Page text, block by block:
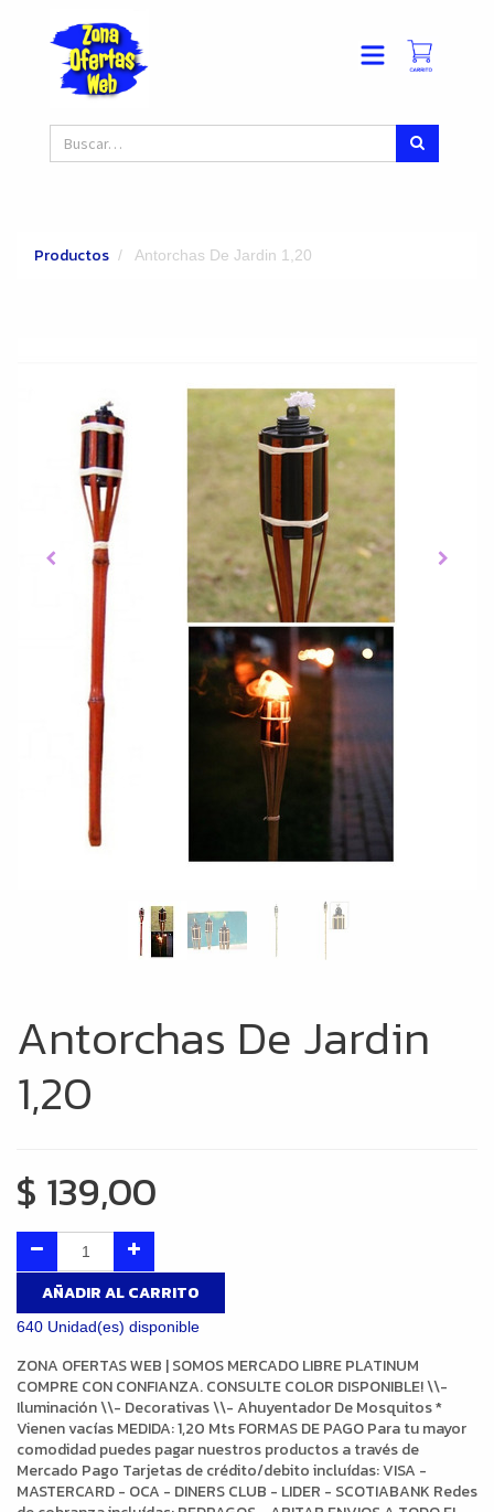
Productos Antorchas De Jardin 1,20
Antorchas De Jardin
1,20
$ 139,00
AÑADIR AL CARRITO
640 Unidad(es) disponible
ZONA OFERTAS WEB | SOMOS MERCADO LIBRE PLATINUM
COMPRE CON CONFIANZA. CONSULTE COLOR DISPONIBLE! \\-
Iluminación \\- Decorativas \\- Ahuyentador De Mosquitos *
Vienen vacías MEDIDA: 1,20 Mts FORMAS DE PAGO Para tu mayor
comodidad puedes pagar nuestros productos a través de
Mercado Pago Tarjetas de crédito/debito incluídas: VISA -
MASTERCARD - OCA - DINERS CLUB - LIDER - SCOTIABANK Redes